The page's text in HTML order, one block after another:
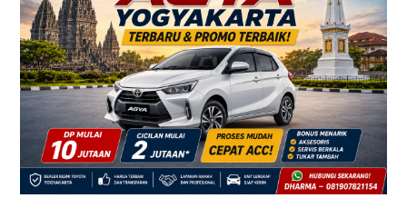
Agya
Yogyakarta
–
Promo
DP
Ringan
Cicilan